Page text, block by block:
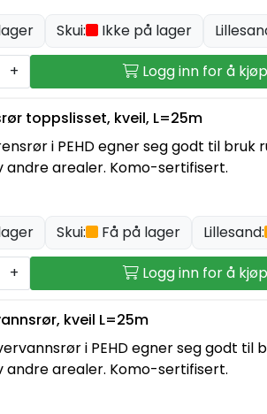
Skui: Ikke på lager
+ Logg inn for å
toppslisset, kveil, L=25m
i PEHD egner seg godt til
andre arealer. Komo-sertifisert.
Skui: Få på lager Lillesand:
+ Logg inn for å
kveil L=25m
i PEHD egner seg godt
andre arealer. Komo-sertifisert.